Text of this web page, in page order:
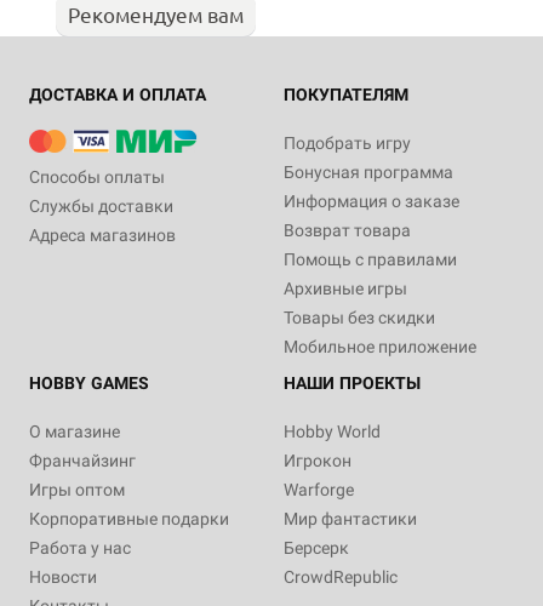
Рекомендуем вам
ДОСТАВКА И ОПЛАТА
Способы оплаты
Службы доставки
Адреса магазинов
ПОКУПАТЕЛЯМ
Подобрать игру
Бонусная программа
Информация о заказе
Возврат товара
Помощь с правилами
Архивные игры
Товары без скидки
Мобильное приложение
HOBBY GAMES
О магазине
Франчайзинг
Игры оптом
Корпоративные подарки
Работа у нас
Новости
НАШИ ПРОЕКТЫ
Hobby World
Игрокон
Warforge
Мир фантастики
Берсерк
CrowdRepublic